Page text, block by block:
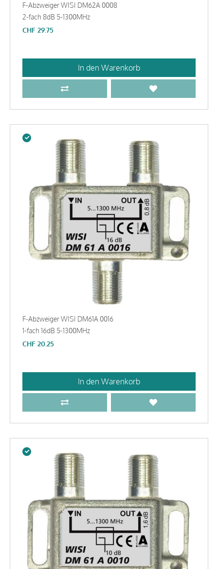
F-Abzweiger WISI DM62A 0008
2-fach 8dB 5-1300MHz
CHF 29.75
In den Warenkorb
F-Abzweiger WISI DM61A 0016
1-fach 16dB 5-1300MHz
CHF 20.25
In den Warenkorb